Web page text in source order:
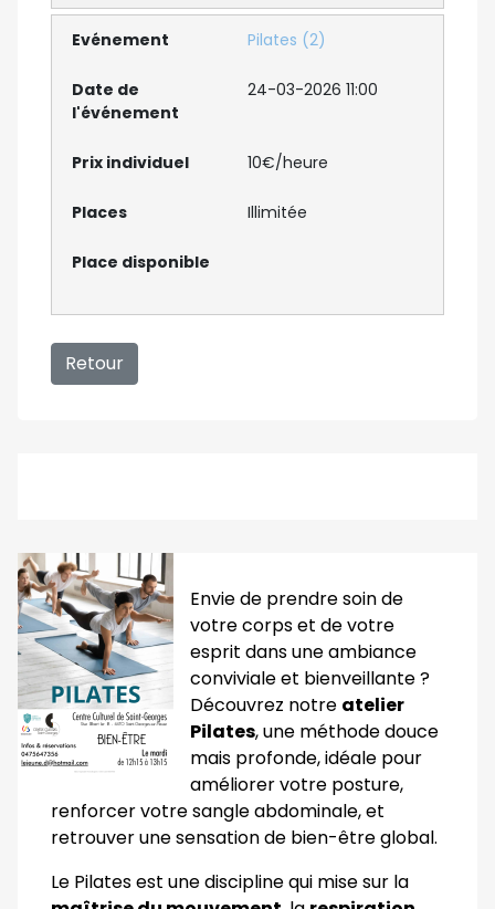
Envie de prendre soin de
votre corps et de votre
esprit dans une ambiance
conviviale et bienveillante ?
Découvrez notre atelier
Pilates, une méthode douce
mais profonde, idéale pour
améliorer votre posture,
renforcer votre sangle abdominale, et
retrouver une sensation de bien-être global.
Le Pilates est une discipline qui mise sur la
Pilates (2)
24-03-2026 11:00
10€/heure
Illimitée
Retour